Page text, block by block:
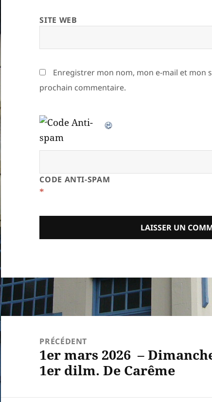
SITE WEB
Enregistrer mon nom, mon e-mail et mon
prochain commentaire.
CODE ANTI-SPAM
*
Navigation
PRÉCÉDENT
Article
précédent :
1er mars 2026 –
1er dilm. De Carême